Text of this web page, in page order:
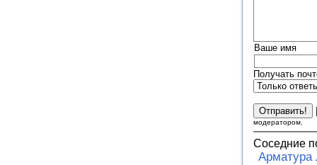
Ваше имя
Получать
модератором.
Соседние
Арматура